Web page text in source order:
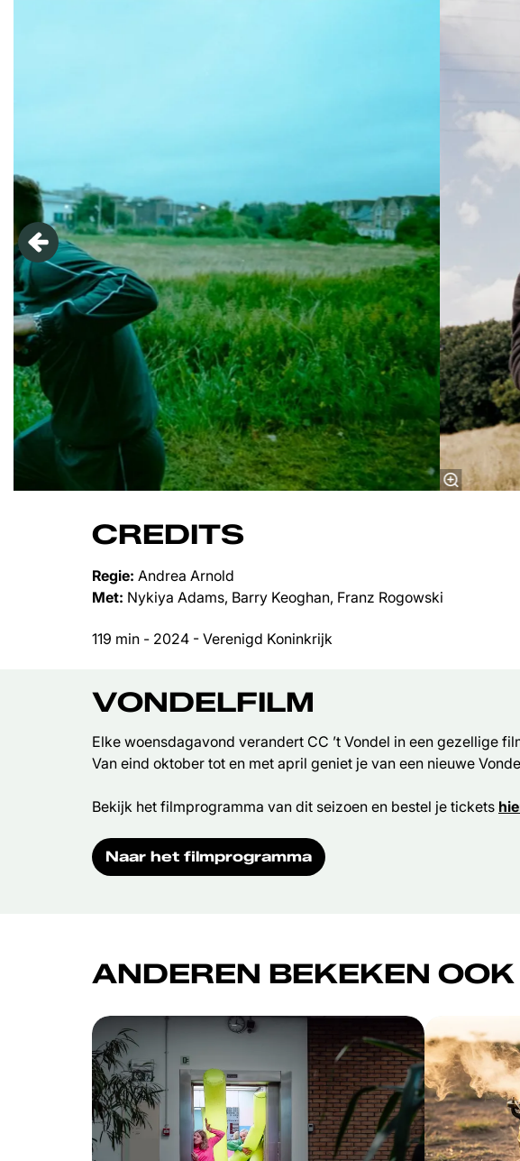
CREDITS
Regie: Andrea Arnold
Met: Nykiya Adams, Barry Keoghan, Franz Rogowski
119 min - 2024 - Verenigd Koninkrijk
VONDELFILM
Elke woensdagavond verandert CC ’t Vondel in een gezellige
Van eind oktober tot en met april geniet je van een nieuwe
Bekijk het filmprogramma van dit seizoen en bestel je tickets
Naar het filmprogramma
ANDEREN BEKEKEN OOK
Overslaan